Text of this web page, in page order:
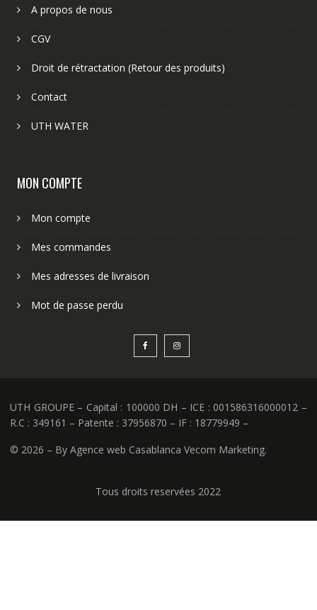
A propos de nous
CGV
Droit de rétractation (Retour des produits)
Contact
UTH WATER
MON COMPTE
Mon compte
Mes commandes
Mes adresses de livraison
Mot de passe perdu
UTH GROUPE – Capital : 100000 DH – ICE : 001586316000012 –
R.C : 349161 – Patente : 37956870 – IF : 18779949 –
© 2026 – By Agence web Casablanca Vecom Marketing.
Tous droits reservées 2022